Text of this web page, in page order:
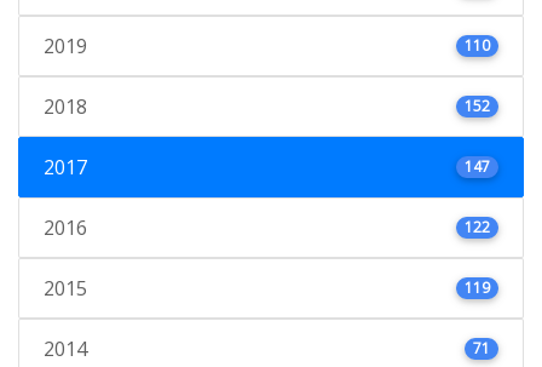
2019 110
2018 152
2017 147
2016 122
2015 119
2014 71